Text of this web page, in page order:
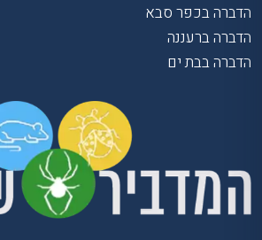
הדברה בכפר סבא
הדברה ברעננה
הדברה בבת ים